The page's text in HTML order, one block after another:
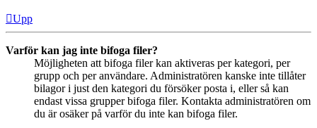
Upp
Varför kan jag inte bifoga filer?
Möjligheten att bifoga filer kan aktiveras per kategori, per
grupp och per användare. Administratören kanske inte tillåter
bilagor i just den kategori du försöker posta i, eller så kan
endast vissa grupper bifoga filer. Kontakta administratören om
du är osäker på varför du inte kan bifoga filer.